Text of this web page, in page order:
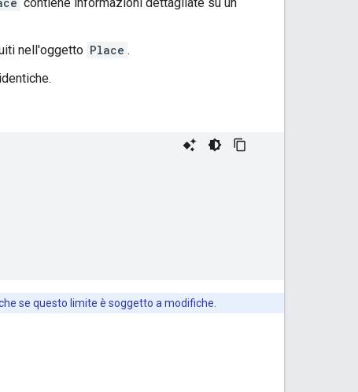
nell'oggetto Place .
se questo limite è soggetto a modifiche.